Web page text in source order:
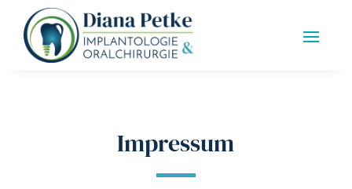
Impressum